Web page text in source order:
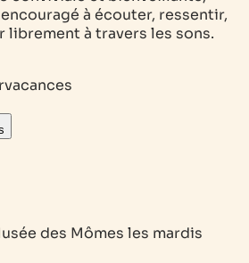
à écouter, ressentir,
librement à travers les sons.
des Mômes les mardis